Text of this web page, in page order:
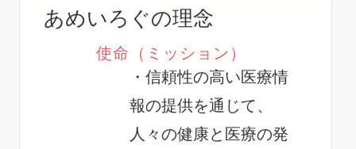
あめいろぐの理念
使命（ミッション）
・信頼性の高い医療情
報の提供を通じて、
人々の健康と医療の発